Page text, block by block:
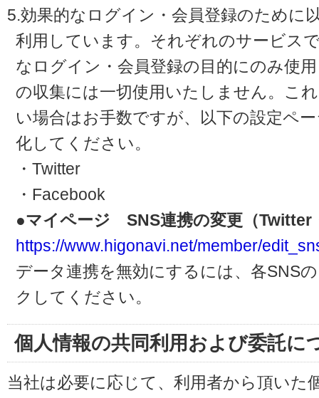
5.効果的なログイン・会員登録のために
利用しています。それぞれのサービス
なログイン・会員登録の目的にのみ使
の収集には一切使用いたしません。こ
い場合はお手数ですが、以下の設定ペ
化してください。
・Twitter
・Facebook
●マイページ SNS連携の変更（Twitter
https://www.higonavi.net/member/
データ連携を無効にするには、各SNS
クしてください。
個人情報の共同利用および委託に
当社は必要に応じて、利用者から頂いた